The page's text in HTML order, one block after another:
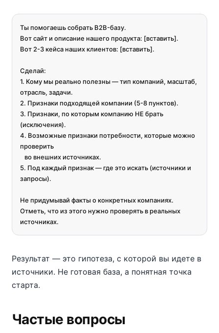
Ты помогаешь собрать B2B-базу.
Вот сайт и описание нашего продукта: [вставить].
Вот 2-3 кейса наших клиентов: [вставить].
Сделай:
1. Кому мы реально полезны — тип компаний, масштаб,
отрасль, задачи.
2. Признаки подходящей компании (5-8 пунктов).
3. Признаки, по которым компанию НЕ брать
(исключения).
4. Возможные признаки потребности, которые можно
проверить
5. Под каждый признак — где это искать (источники и
запросы).
Не придумывай факты о конкретных компаниях.
Отметь, что из этого нужно проверять в реальных
источниках.
Результат — это гипотеза, с которой вы идете в
источники. Не готовая база, а понятная точка
старта.
Частые вопросы